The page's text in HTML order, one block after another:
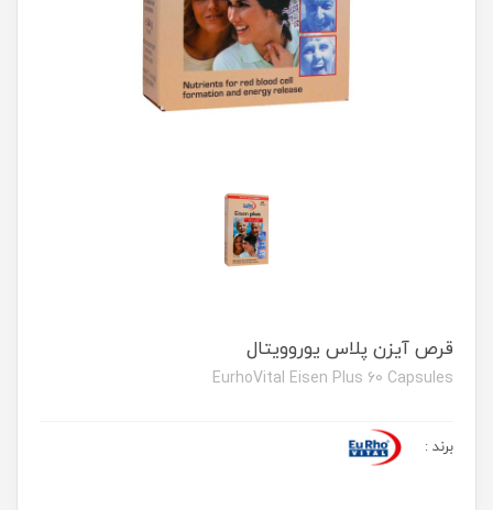
قرص آیزن پلاس یوروویتال
EurhoVital Eisen Plus 60 Capsules
برند :